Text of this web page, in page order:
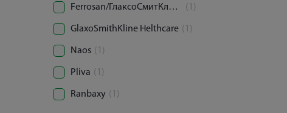
Ferrosan/ГлаксоСмитКляйн Хелскер АО (1)
GlaxoSmithKline Helthcare (1)
Naos (1)
Pliva (1)
Ranbaxy (1)